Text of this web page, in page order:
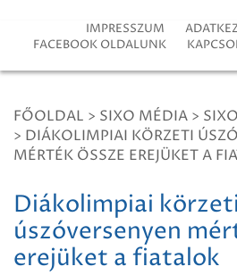
IMPRESSZUM
FACEBOOK OLDALUNK
FŐOLDAL > SIXO MÉDIA >
> DIÁKOLIMPIAI KÖRZETI
MÉRTÉK ÖSSZE EREJÜKET A
Diákolimpiai körzeti
úszóversenyen
erejüket a fiatalok